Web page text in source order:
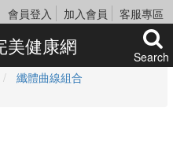
會員登入 加入會員 客服專區
健康網
Search
纖體曲線組合